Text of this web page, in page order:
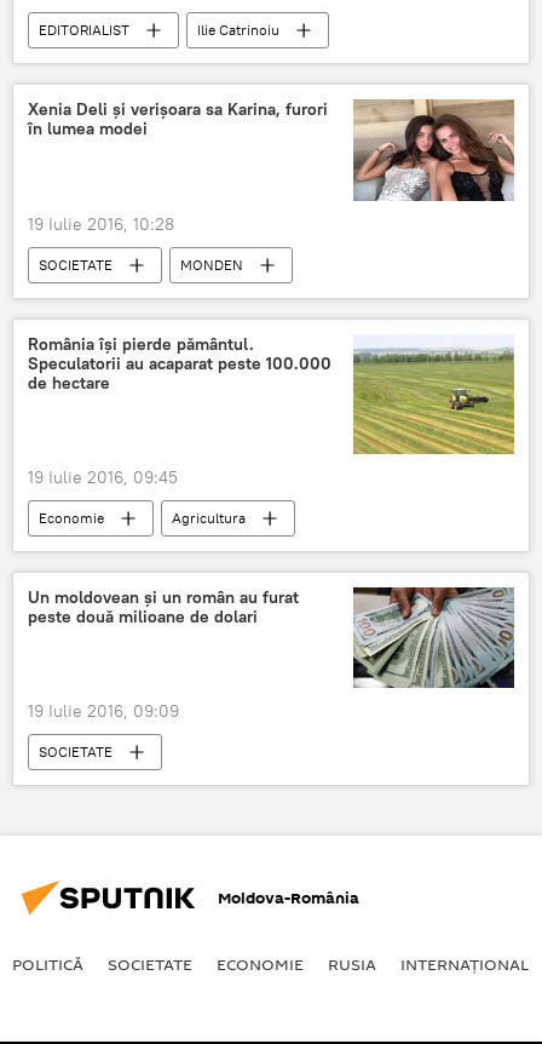
EDITORIALIST
Ilie Catrinoiu
România
Xenia Deli și verișoara sa Karina, furori
în lumea modei
19 Iulie 2016, 10:28
SOCIETATE MONDEN
România își pierde pământul.
Speculatorii au acaparat peste 100.000
de hectare
19 Iulie 2016, 09:45
Economie
Agricultura
Terenuri agricole
Pământ România
Un moldovean și un român au furat
peste două milioane de dolari
19 Iulie 2016, 09:09
SOCIETATE
Moldova-România
POLITICĂ SOCIETATE ECONOMIE RUSIA INTERNAŢIONAL